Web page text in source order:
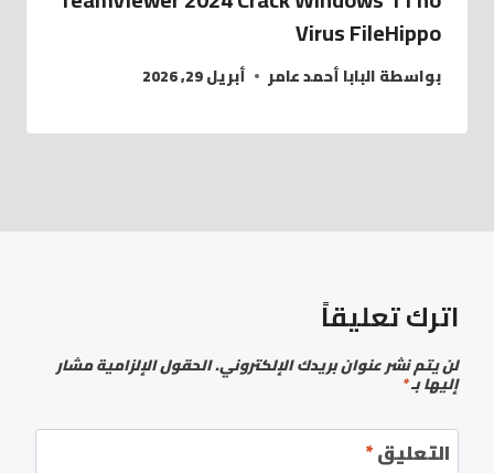
Virus FileHippo
بواسطةالبابا أحمد عامر أبريل 29, 2026
اترك تعليقاً
لن يتم نشر عنوان بريدك الإلكتروني.الحقول الإلزامية مشار
إليها بـ*
التعليق*